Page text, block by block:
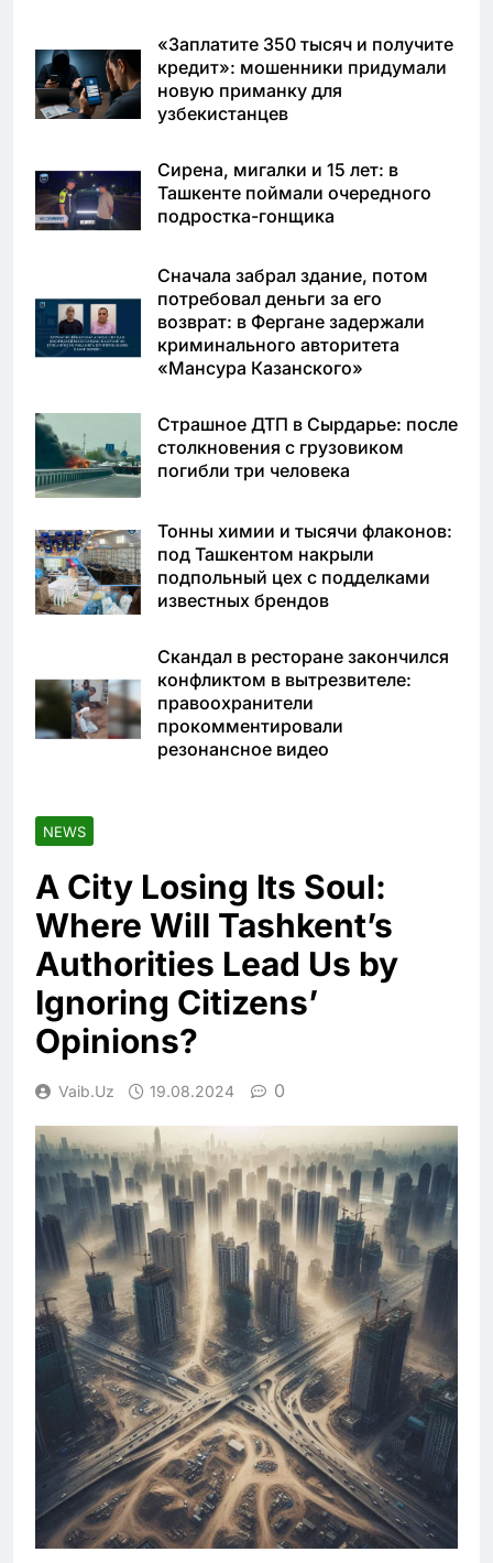
«Заплатите 350 тысяч и получите
кредит»: мошенники придумали
новую приманку для
узбекистанцев
Сирена, мигалки и 15 лет: в
Ташкенте поймали очередного
подростка-гонщика
Сначала забрал здание, потом
потребовал деньги за его
возврат: в Фергане задержали
криминального авторитета
«Мансура Казанского»
Страшное ДТП в Сырдарье: после
столкновения с грузовиком
погибли три человека
Тонны химии и тысячи флаконов:
под Ташкентом накрыли
подпольный цех с подделками
известных брендов
Скандал в ресторане закончился
конфликтом в вытрезвителе:
правоохранители
прокомментировали
резонансное видео
NEWS
A City Losing Its Soul:
Where Will Tashkent’s
Authorities Lead Us by
Ignoring Citizens’
Opinions?
Vaib.uz 19.08.2024 0